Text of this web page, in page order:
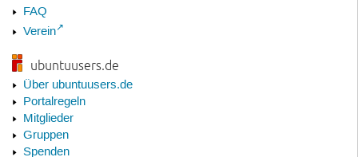
FAQ
Verein
ubuntuusers.de
Über ubuntuusers.de
Portalregeln
Mitglieder
Gruppen
Spenden